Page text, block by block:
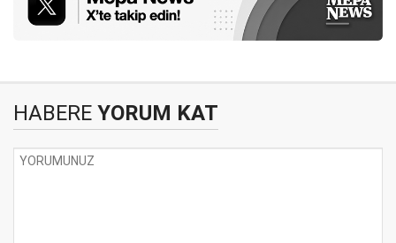
HABERE YORUM KAT